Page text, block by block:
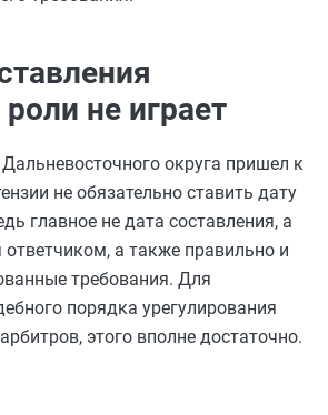
не играет
округа пришел к
не обязательно ставить дату
главное не дата составления, а
ответчиком, а также правильно и
требования. Для
порядка урегулирования
этого вполне достаточно.